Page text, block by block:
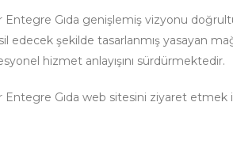
Entegre Gıda genişlemiş vizyonu
edecek şekilde tasarlanmış yasayan
hizmet anlayışını sürdürmektedir.
Entegre Gıda web sitesini ziyaret etmek